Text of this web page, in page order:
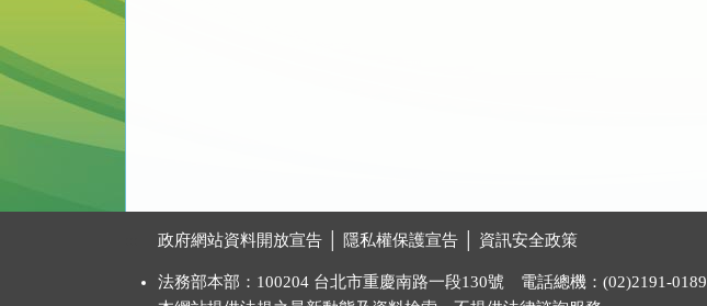
政府網站資料開放宣告 隱私權保護宣告 資訊安全政策
法務部本部：100204 台北市重慶南路一段130號 電話總機：(02)2191-0189